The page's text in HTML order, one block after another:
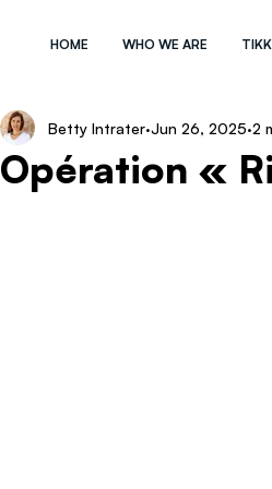
HOME WHO WE ARE
Opération «
Betty Intrater Jun 26, 2025 2